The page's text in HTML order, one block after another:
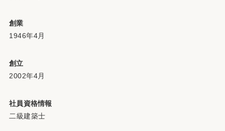
創業
1946年4月
創立
2002年4月
社員資格情報
二級建築士